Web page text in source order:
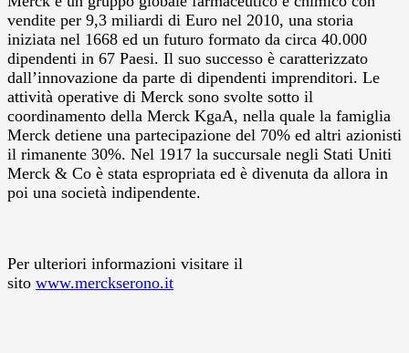
vendite per 9,3 miliardi di Euro nel 2010, una storia
iniziata nel 1668 ed un futuro formato da circa 40.000
dipendenti in 67 Paesi. Il suo successo è caratterizzato
dall’innovazione da parte di dipendenti imprenditori. Le
attività operative di Merck sono svolte sotto il
coordinamento della Merck KgaA, nella quale la famiglia
Merck detiene una partecipazione del 70% ed altri azionisti
il rimanente 30%. Nel 1917 la succursale negli Stati Uniti
Merck & Co è stata espropriata ed è divenuta da allora in
poi una società indipendente.
Per ulteriori informazioni visitare il
sito www.merckserono.it